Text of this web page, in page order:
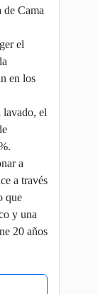
Cama
el
en los
lavado, el
a
a través
que
y una
20 años